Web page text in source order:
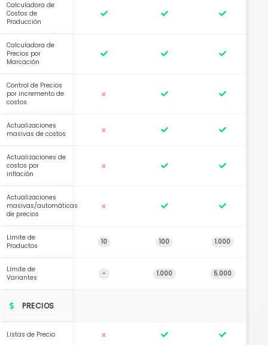
Calculadora de
Costos de
Producción
Calculadora de
Precios por
Marcación
Control de Precios
por incremento de
costos
Actualizaciones
masivas de costos
Actualizaciones de
costos por
inflación
Actualizaciones
masivas/automáticas
de precios
Límite de
Productos
10 100 1.000
Límite de
Variantes
- 1.000 5.000
PRECIOS
Listas de Precio